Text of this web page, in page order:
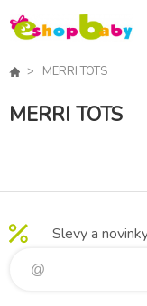
MERRI TOTS
MERRI TOTS
Slevy a